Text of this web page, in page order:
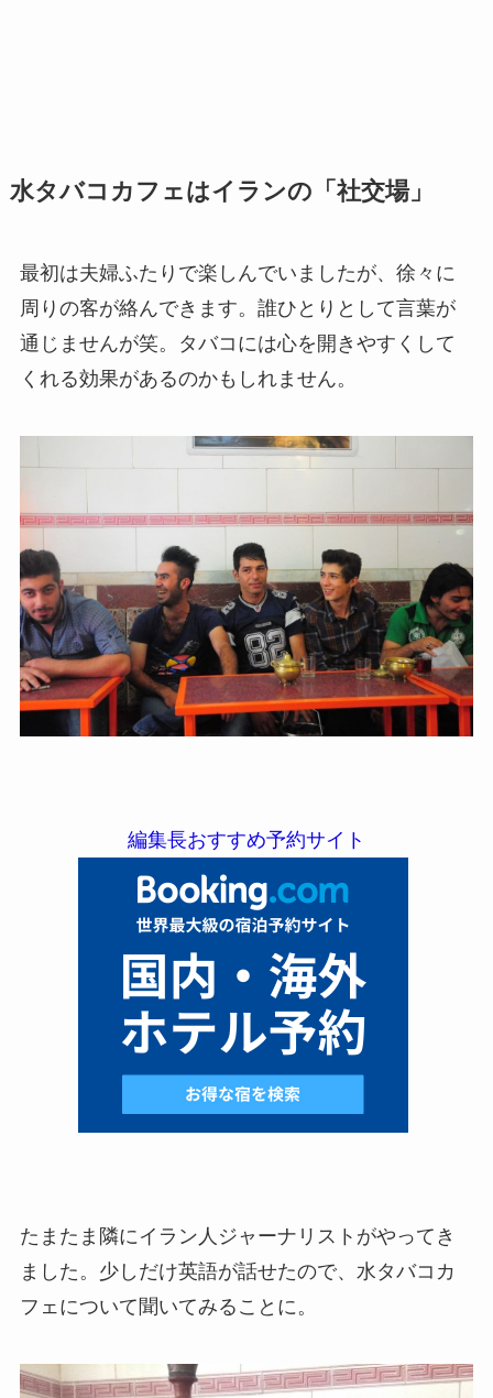
水タバコカフェはイランの「社交場」
最初は夫婦ふたりで楽しんでいましたが、徐々に
周りの客が絡んできます。誰ひとりとして言葉が
通じませんが笑。タバコには心を開きやすくして
くれる効果があるのかもしれません。
編集長おすすめ予約サイト
たまたま隣にイラン人ジャーナリストがやってき
ました。少しだけ英語が話せたので、水タバコカ
フェについて聞いてみることに。